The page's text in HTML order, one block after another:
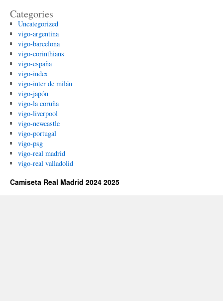
Categories
Uncategorized
vigo-argentina
vigo-barcelona
vigo-corinthians
vigo-españa
vigo-index
vigo-inter de milán
vigo-japón
vigo-la coruña
vigo-liverpool
vigo-newcastle
vigo-portugal
vigo-psg
vigo-real madrid
vigo-real valladolid
Camiseta Real Madrid 2024 2025